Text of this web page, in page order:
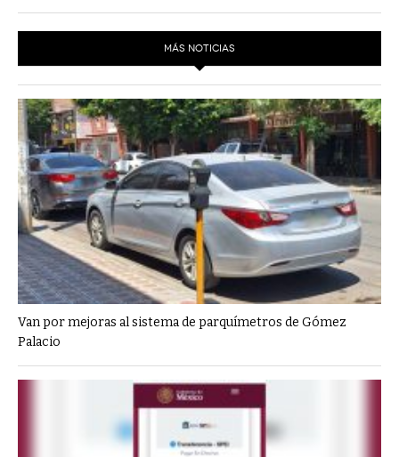
MÁS NOTICIAS
Van por mejoras al sistema de parquímetros de Gómez
Palacio